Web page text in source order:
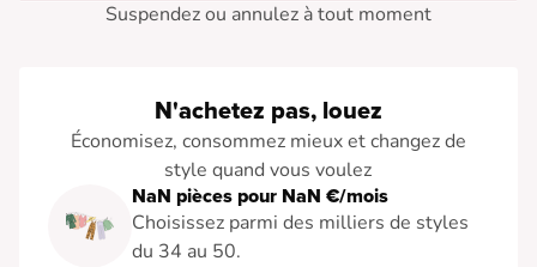
Suspendez ou annulez à tout moment
N'achetez pas, louez
Économisez, consommez mieux et changez de
style quand vous voulez
NaN pièces pour NaN €/mois
Choisissez parmi des milliers de styles
du 34 au 50.